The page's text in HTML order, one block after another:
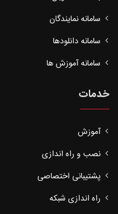
سامانه نمایندگان
سامانه دانلودها
سامانه آموزش ها
خدمات
آموزش
نصب و راه اندازی
پشتیبانی اختصاصی
راه اندازی شبکه